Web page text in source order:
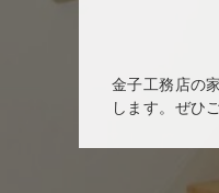
金子工務店の
します。ぜひ